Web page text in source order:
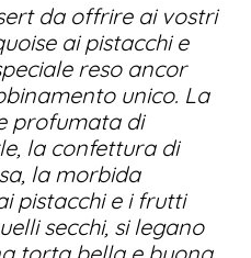
da offrire ai vostri
ai pistacchi e
reso ancor
unico. La
profumata di
la confettura di
la morbida
pistacchi e i frutti
secchi, si legano